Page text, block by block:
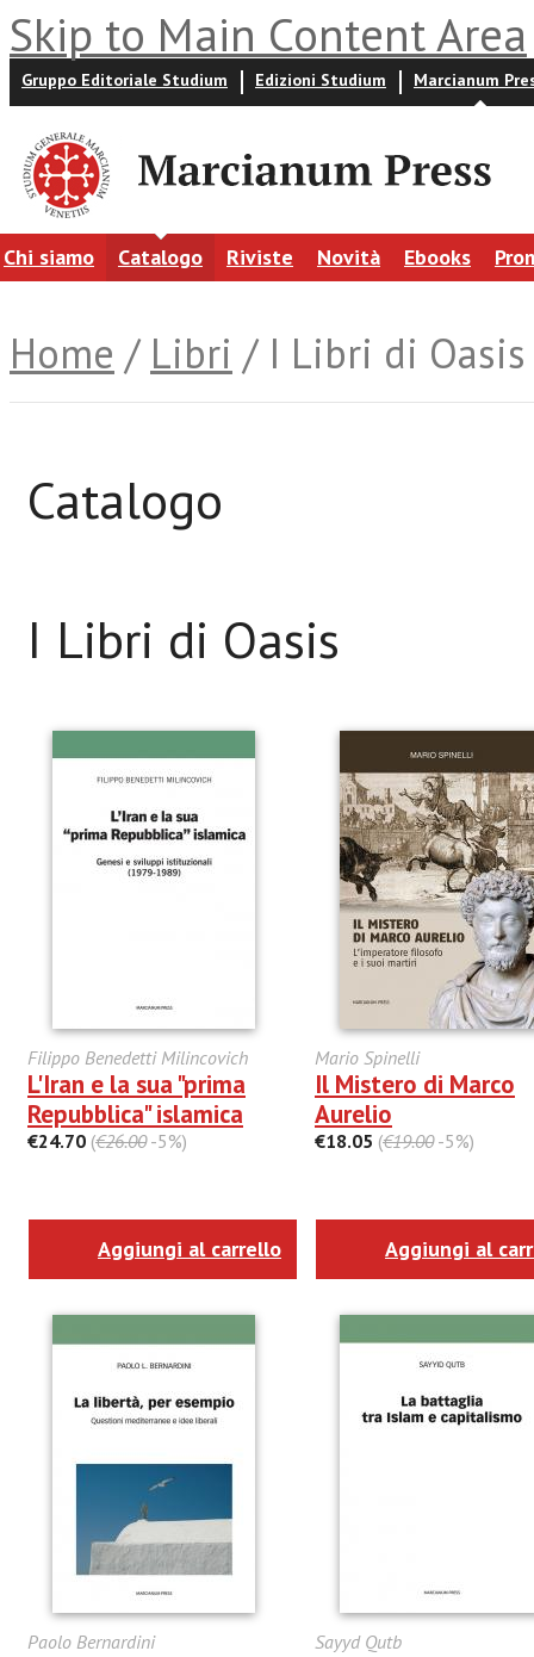
Skip to Main Content Area
Gruppo Editoriale Studium Edizioni Studium Marcianum
Chi siamo Catalogo Riviste Novità Ebooks
Home / Libri / I Libri di Oasis
Catalogo
I Libri di Oasis
Filippo Benedetti Milincovich
L'Iran e la sua "prima
Repubblica" islamica
€24.70 (€26.00-5%)
Aggiungi al carrello
Mario Spinelli
Il Mistero di Marco
Aurelio
€18.05 (€19.00-5%)
Aggiungi al
Paolo Bernardini Sayyd Qutb